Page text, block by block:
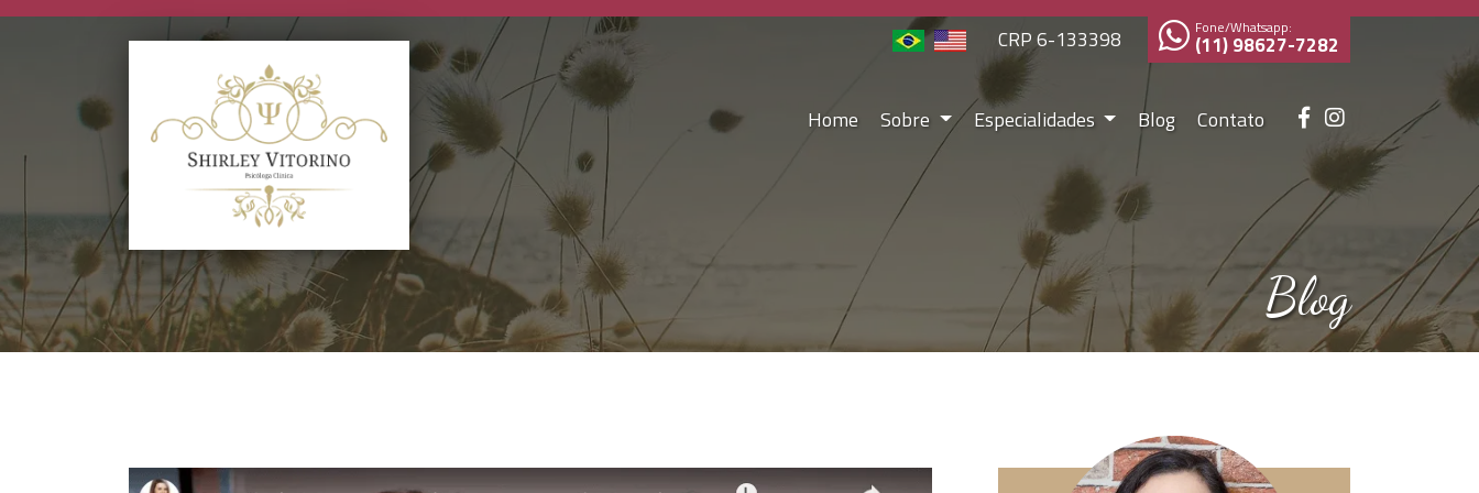
CRP 6-133398 Fone/Whatsapp:
(11) 98627-7282
Home Sobre Especialidades Blog Contato
Blog